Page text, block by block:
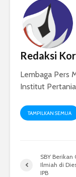
Redaksi
Lembaga Pers
Institut
TAMPILKAN SEMUA
SBY Berikan
Ilmiah di
IPB